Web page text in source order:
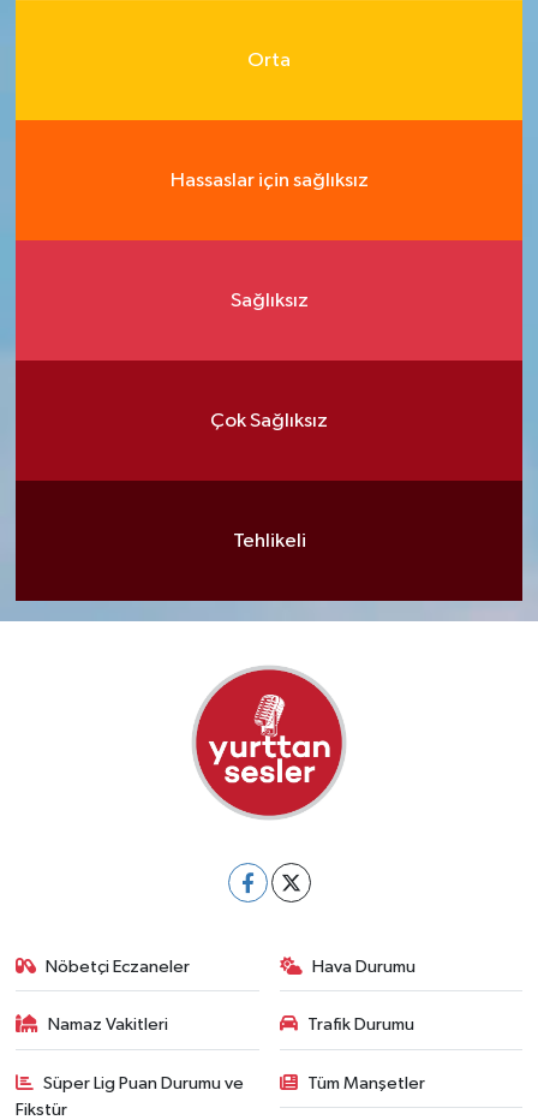
Orta
Hassaslar için sağlıksız
Sağlıksız
Çok Sağlıksız
Tehlikeli
Nöbetçi Eczaneler Hava Durumu
Namaz Vakitleri Trafik Durumu
Süper Lig Puan Durumu ve
Fikstür
Tüm Manşetler